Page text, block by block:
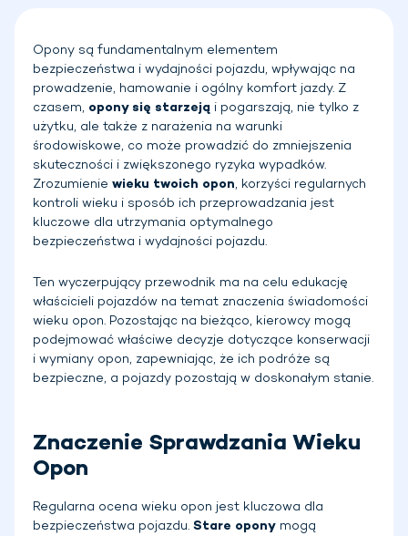
Opony są fundamentalnym elementem
bezpieczeństwa i wydajności pojazdu, wpływając na
prowadzenie, hamowanie i ogólny komfort jazdy. Z
czasem, opony się starzeją i pogarszają, nie tylko z
użytku, ale także z narażenia na warunki
środowiskowe, co może prowadzić do zmniejszenia
skuteczności i zwiększonego ryzyka wypadków.
Zrozumienie wieku twoich opon, korzyści regularnych
kontroli wieku i sposób ich przeprowadzania jest
kluczowe dla utrzymania optymalnego
bezpieczeństwa i wydajności pojazdu.
Ten wyczerpujący przewodnik ma na celu edukację
właścicieli pojazdów na temat znaczenia świadomości
wieku opon. Pozostając na bieżąco, kierowcy mogą
podejmować właściwe decyzje dotyczące konserwacji
i wymiany opon, zapewniając, że ich podróże są
bezpieczne, a pojazdy pozostają w doskonałym stanie.
Znaczenie Sprawdzania Wieku
Opon
Regularna ocena wieku opon jest kluczowa dla
bezpieczeństwa pojazdu. Stare opony mogą